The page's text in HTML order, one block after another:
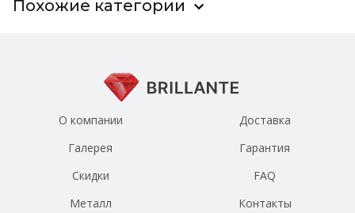
Похожие категории
О компании
Галерея
Скидки
Металл
Доставка
Гарантия
FAQ
Контакты